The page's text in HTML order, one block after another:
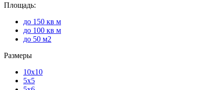
Площадь:
до 150 кв м
до 100 кв м
до 50 м2
Размеры
10x10
5x5